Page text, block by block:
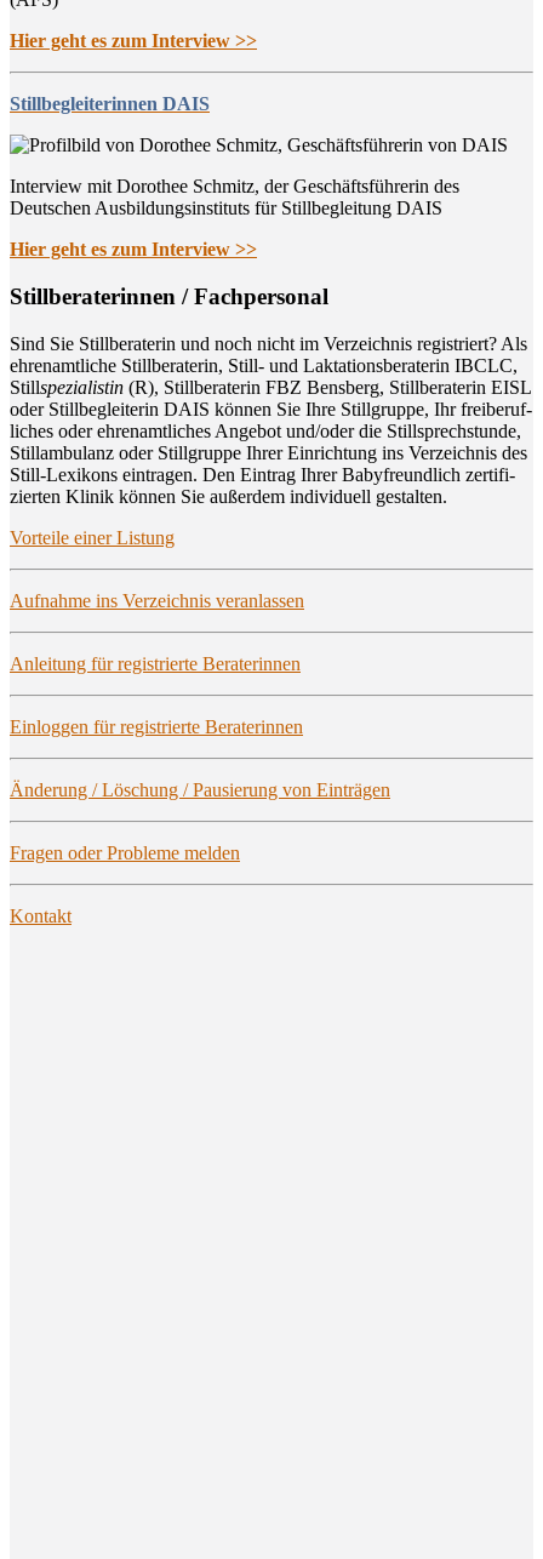
Hier geht es zum Interview >>
Stillbegleiterinnen DAIS
Interview mit Dorothee Schmitz, der Geschäftsführerin des
Deutschen Ausbildungsinstituts für Stillbegleitung DAIS
Hier geht es zum Interview >>
Still­be­ra­te­rin­nen / Fachpersonal
Sind Sie Still­be­ra­te­rin und noch nicht im Ver­zeich­nis regis­triert? Als
ehren­amt­li­che Still­be­ra­te­rin, Still- und Lak­ta­ti­ons­be­ra­te­rin IBCLC,
Stillspe­zia­lis­tin (R), Still­be­ra­te­rin FBZ Bens­berg, Still­be­ra­te­rin EISL
oder Still­be­glei­te­rin DAIS kön­nen Sie Ihre Still­grup­pe, Ihr frei­be­ruf­
li­ches oder ehren­amt­li­ches Ange­bot und/oder die Still­sprech­stun­de,
Still­am­bu­lanz oder Still­grup­pe Ihrer Ein­rich­tung ins Ver­zeich­nis des
Still-Lexi­kons ein­tra­gen. Den Ein­trag Ihrer Baby­freund­lich zer­ti­fi­
zier­ten Kli­nik kön­nen Sie außer­dem indi­vi­du­ell gestalten.
Vor­tei­le einer Listung
Auf­nah­me ins Ver­zeich­nis veranlassen
Anlei­tung für regis­trier­te Beraterinnen
Ein­log­gen für regis­trier­te Beraterinnen
Ände­rung / Löschung / Pau­sie­rung von Einträgen
Fra­gen oder Pro­ble­me melden
Kon­takt